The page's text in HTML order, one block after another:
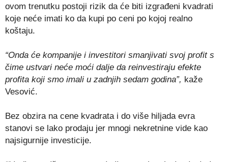
ovom trenutku postoji rizik da će biti izgrađeni kvadrati
koje neće imati ko da kupi po ceni po kojoj realno
koštaju.
“Onda će kompanije i investitori smanjivati svoj profit s
čime ustvari neće moći dalje da reinvestiraju efekte
profita koji smo imali u zadnjih sedam godina”, kaže
Vesović.
Bez obzira na cene kvadrata i do više hiljada evra
stanovi se lako prodaju jer mnogi nekretnine vide kao
najsigurnije investicije.